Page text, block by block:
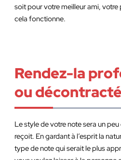
soit pour votre meilleur ami, votre
cela fonctionne.
Rendez-la
ou
Le style de votre note sera un
reçoit. En gardant à l’esprit la
type de note qui serait le plus